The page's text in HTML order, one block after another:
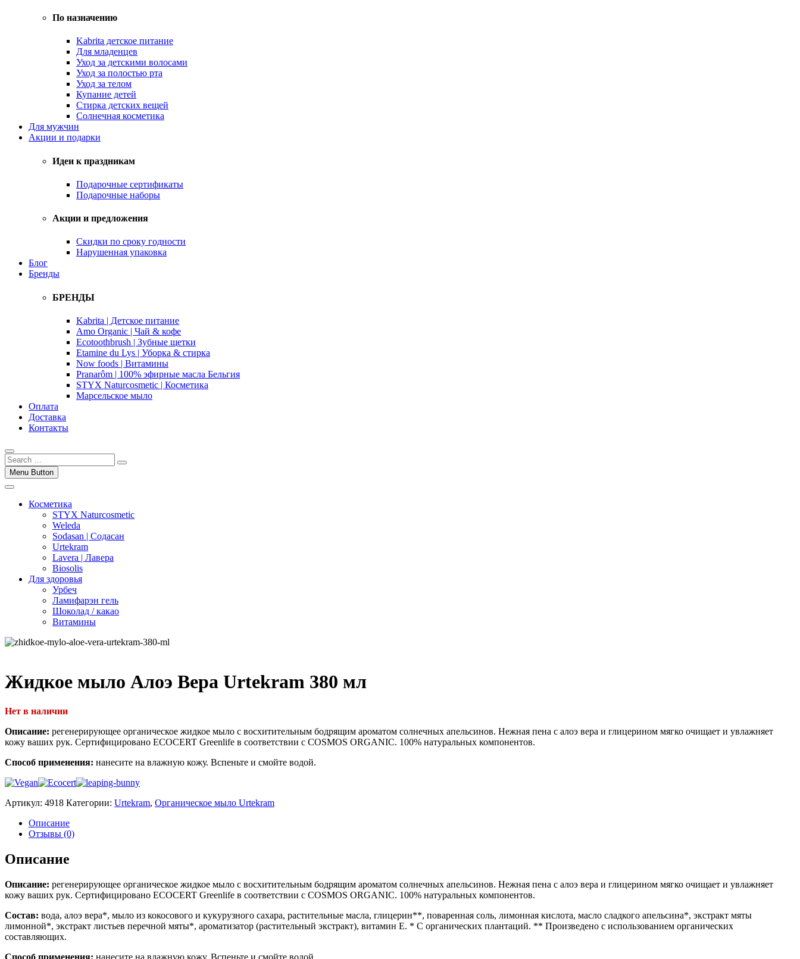
По назначению
Kabrita детское питание
Для младенцев
Уход за детскими волосами
Уход за полостью рта
Уход за телом
Купание детей
Стирка детских вещей
Солнечная косметика
Для мужчин
Акции и подарки
Идеи к праздникам
Подарочные сертификаты
Подарочные наборы
Акции и предложения
Скидки по сроку годности
Нарушенная упаковка
Блог
Бренды
БРЕНДЫ
Kabrita | Детское питание
Amo Organic | Чай & кофе
Ecotoothbrush | Зубные щетки
Etamine du Lys | Уборка & стирка
Now foods | Витамины
Pranarôm | 100% эфирные масла Бельгия
STYX Naturcosmetic | Косметика
Марсельское мыло
Оплата
Доставка
Контакты
Menu Button
Косметика
STYX Naturcosmetic
Weleda
Sodasan | Содасан
Urtekram
Lavera | Лавера
Biosolis
Для здоровья
Урбеч
Ламифарэн гель
Шоколад / какао
Витамины
Жидкое мыло Алоэ Вера Urtekram 380 мл
Нет в наличии
Описание: регенерирующее органическое жидкое мыло с восхитительным бодрящим ароматом солнечных апельсинов. Нежная пена с алоэ вера и глицерином мягко очищает и увлажняет
кожу ваших рук. Сертифицировано ECOCERT Greenlife в соответствии с COSMOS ORGANIC. 100% натуральных компонентов.
Способ применения: нанесите на влажную кожу. Вспеньте и смойте водой.
Артикул: 4918 Категории: Urtekram, Органическое мыло Urtekram
Описание
Отзывы (0)
Описание
Описание: регенерирующее органическое жидкое мыло с восхитительным бодрящим ароматом солнечных апельсинов. Нежная пена с алоэ вера и глицерином мягко очищает и увлажняет
кожу ваших рук. Сертифицировано ECOCERT Greenlife в соответствии с COSMOS ORGANIC. 100% натуральных компонентов.
Состав: вода, алоэ вера*, мыло из кокосового и кукурузного сахара, растительные масла, глицерин**, поваренная соль, лимонная кислота, масло сладкого апельсина*, экстракт мяты
лимонной*, экстракт листьев перечной мяты*, ароматизатор (растительный экстракт), витамин Е. * С органических плантаций. ** Произведено с использованием органических
составляющих.
Способ применения: нанесите на влажную кожу. Вспеньте и смойте водой.